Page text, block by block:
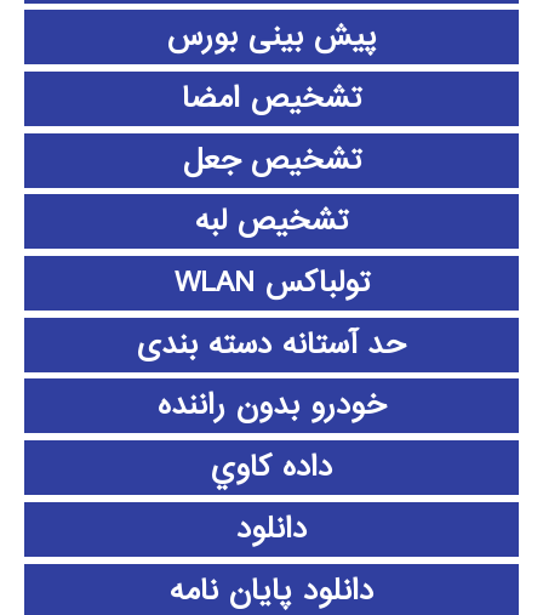
پیش بینی بورس
تشخیص امضا
تشخیص جعل
تشخیص لبه
تولباکس WLAN
حد آستانه دسته بندی
خودرو بدون راننده
داده كاوي
دانلود
دانلود پايان نامه